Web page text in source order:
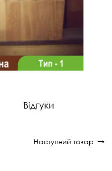
Відгуки
Наступний товар